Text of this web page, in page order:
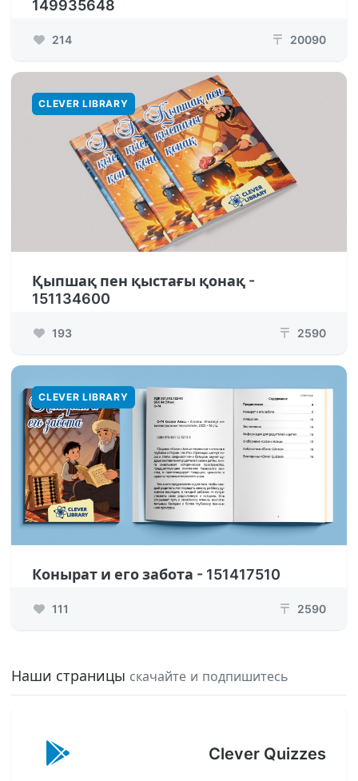
149935648
214 ₸ 20090
CLEVER LIBRARY
Қыпшақ пен қыстағы қонақ -
151134600
193 ₸ 2590
CLEVER LIBRARY
Конырат и его забота - 151417510
111 ₸ 2590
Наши страницы скачайте и подпишитесь
Clever Quizzes